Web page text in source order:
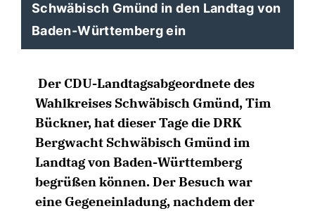
Schwäbisch Gmünd in den Landtag von
Baden-Württemberg ein
Der CDU-Landtagsabgeordnete des
Wahlkreises Schwäbisch Gmünd, Tim
Bückner, hat dieser Tage die DRK
Bergwacht Schwäbisch Gmünd im
Landtag von Baden-Württemberg
begrüßen können. Der Besuch war
eine Gegeneinladung, nachdem der